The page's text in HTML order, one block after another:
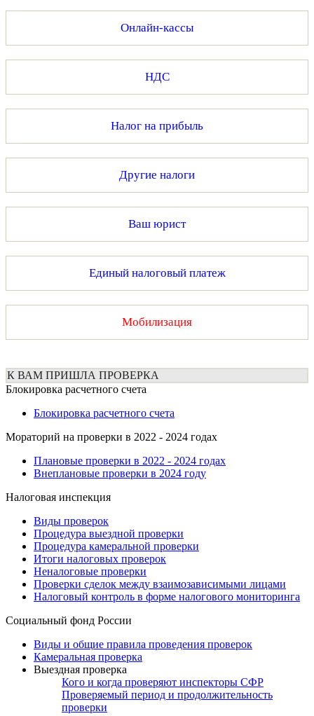
Онлайн-кассы
НДС
Налог на прибыль
Другие налоги
Ваш юрист
Единый налоговый платеж
Мобилизация
К ВАМ ПРИШЛА ПРОВЕРКА
Блокировка расчетного счета
Блокировка расчетного счета
Мораторий на проверки в 2022 - 2024 годах
Плановые проверки в 2022 - 2024 годах
Внеплановые проверки в 2024 году
Налоговая инспекция
Виды проверок
Процедура выездной проверки
Процедура камеральной проверки
Итоги налоговых проверок
Неналоговые проверки
Проверки сделок между взаимозависимыми лицами
Налоговый контроль в форме налогового мониторинга
Социальный фонд России
Виды и общие правила проведения проверок
Камеральная проверка
Выездная проверка
Кого и когда проверяют инспекторы СФР
Проверяемый период и продолжительность
проверки